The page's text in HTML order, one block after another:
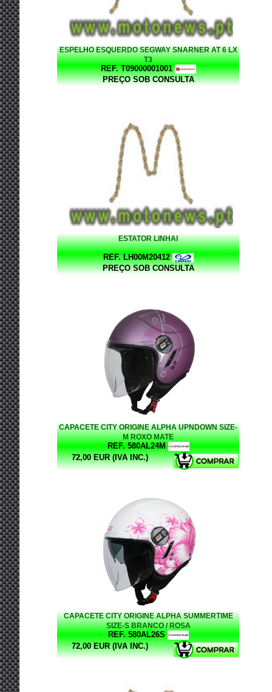
ESPELHO ESQUERDO SEGWAY SNARNER AT 6 LX
T3
REF. T09000001001
PREÇO SOB CONSULTA
ESTATOR LINHAI
REF. LH00M20412
PREÇO SOB CONSULTA
CAPACETE CITY ORIGINE ALPHA UPNDOWN SIZE-
M ROXO MATE
REF. 580AL24M
72,00 EUR (IVA INC.)
CAPACETE CITY ORIGINE ALPHA SUMMERTIME
SIZE-S BRANCO / ROSA
REF. 580AL26S
72,00 EUR (IVA INC.)